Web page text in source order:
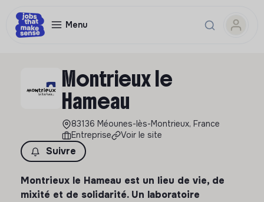
Menu
Montrieux le
Hameau
83136 Méounes-lès-Montrieux, France
Entreprise
Voir le site
Suivre
Montrieux le Hameau est un lieu de vie, de
mixité et de solidarité. Un laboratoire